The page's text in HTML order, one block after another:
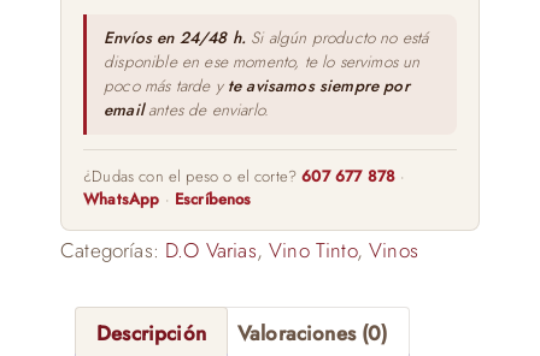
Envíos en 24/48 h. Si algún producto no está
disponible en ese momento, te lo servimos un
poco más tarde y te avisamos siempre por
emailantes de enviarlo.
¿Dudas con el peso o el corte?607 677 878 ·
WhatsApp · Escríbenos
Categorías: D.O Varias,Vino Tinto,Vinos
Descripción Valoraciones (0)